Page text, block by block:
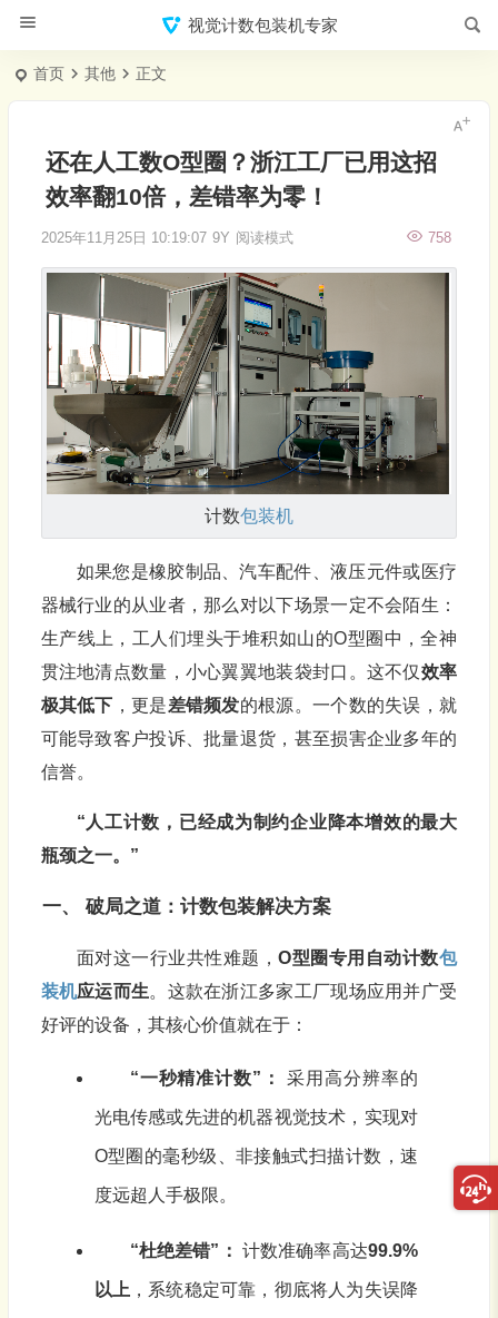
视觉计数包装机专家
首页 其他 正文
还在人工数O型圈？浙江工厂已用这招
效率翻10倍，差错率为零！
2025年11月25日 10:19:07 9Y 758
阅读模式
计数包装机
如果您是橡胶制品、汽车配件、液压元件或医疗
器械行业的从业者，那么对以下场景一定不会陌生：
生产线上，工人们埋头于堆积如山的O型圈中，全神
贯注地清点数量，小心翼翼地装袋封口。这不仅效率
极其低下 ，更是差错频发的根源。一个数的失误，就
可能导致客户投诉、批量退货，甚至损害企业多年的
信誉。
“人工计数，已经成为制约企业降本增效的最大
瓶颈之一。”
一、 破局之道：计数包装解决方案
面对这一行业共性难题，O型圈专用自动计数包
装机应运而生。这款在浙江多家工厂现场应用并广受
好评的设备，其核心价值就在于：
“一秒精准计数”： 采用高分辨率的
光电传感或先进的机器视觉技术，实现对
O型圈的毫秒级、非接触式扫描计数，速
度远超人手极限。
“杜绝差错”： 计数准确率高达99.9%
以上 ，系统稳定可靠，彻底将人为失误降